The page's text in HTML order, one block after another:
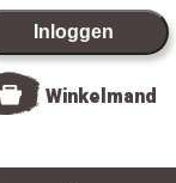
Inloggen
Winkelmand